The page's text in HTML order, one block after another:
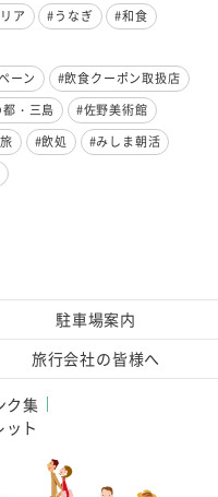
ア #うなぎ
#和食
ーン
#飲食クーポン取扱店
・三島
#佐野美術館
#飲処
#みしま朝活
駐車場案内
旅行会社の皆様へ
ク集
ット